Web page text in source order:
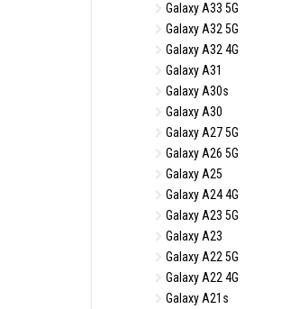
Galaxy A33 5G
Galaxy A32 5G
Galaxy A32 4G
Galaxy A31
Galaxy A30s
Galaxy A30
Galaxy A27 5G
Galaxy A26 5G
Galaxy A25
Galaxy A24 4G
Galaxy A23 5G
Galaxy A23
Galaxy A22 5G
Galaxy A22 4G
Galaxy A21s